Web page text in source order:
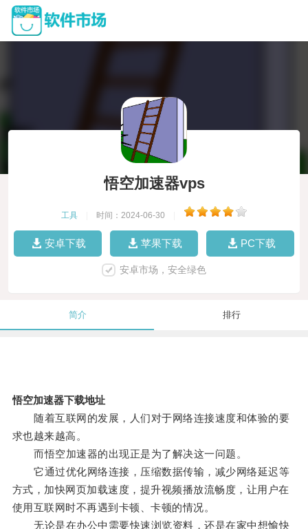
悟空加速器vps
工具 时间：2024-06-30
安卓下载 苹果下载 PC下载
安卓市场，安全绿色
简介 排行
悟空加速器下载地址
随着互联网的发展，人们对于网络连接速度和体验的要
求也越来越高。
而悟空加速器的出现正是为了解决这一问题。
它通过优化网络连接，压缩数据传输，减少网络延迟等
方式，加快网页加载速度，提升视频播放流畅度，让用户在
使用互联网时不再遇到卡顿、卡顿的情况。
无论是在办公中需要快速浏览资料，还是在家中想愉快